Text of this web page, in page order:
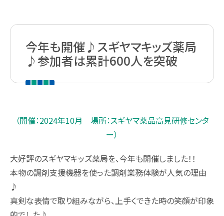
今年も開催♪スギヤマキッズ薬局
♪参加者は累計600人を突破
（開催：2024年10月 場所：スギヤマ薬品高見研修センタ
ー）
大好評のスギヤマキッズ薬局を、今年も開催しました！！
本物の調剤支援機器を使った調剤業務体験が人気の理由
♪
真剣な表情で取り組みながら、上手くできた時の笑顔が印象